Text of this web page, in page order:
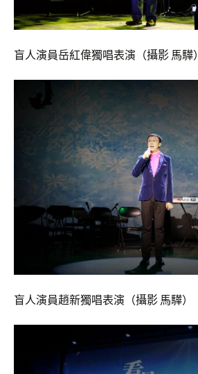
盲人演員岳紅偉獨唱表演（攝影 馬驊）
盲人演員趙新獨唱表演（攝影 馬驊）